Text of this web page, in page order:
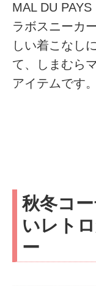
MAL DU
ラボスニーカ
しい着こなし
て、しまむら
アイテムです。
秋冬コ
いレト
ー